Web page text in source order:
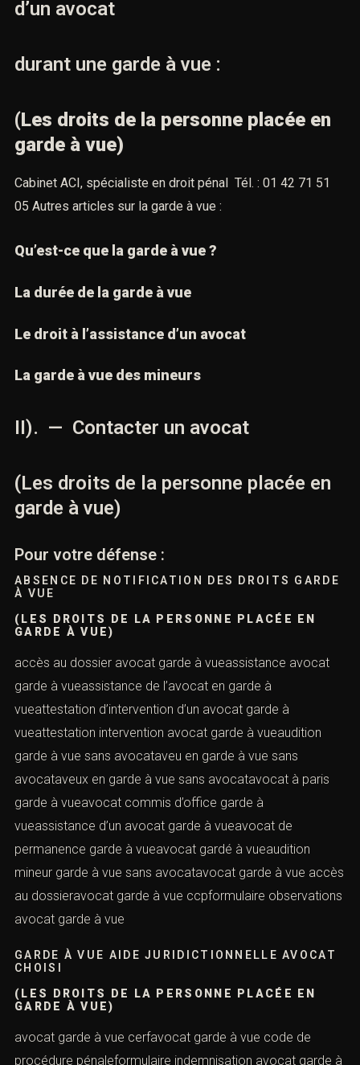
d’un avocat
durant une garde à vue :
(Les droits de la personne placée en
garde à vue)
Cabinet ACI, spécialiste en droit pénal
Tél. : 01 42 71 51
05 Autres articles sur la garde à vue :
Qu’est-ce que la garde à vue ?
La durée de la garde à vue
Le droit à l’assistance d’un avocat
La garde à vue des mineurs
II). — Contacter un avocat
(Les droits de la personne placée en
garde à vue)
Pour votre défense :
ABSENCE DE NOTIFICATION DES DROITS GARDE
À VUE
(LES DROITS DE LA PERSONNE PLACÉE EN
GARDE À VUE)
accès au dossier avocat garde à vueassistance avocat
garde à vueassistance de l’avocat en garde à
vueattestation d’intervention d’un avocat garde à
vueattestation intervention avocat garde à vueaudition
garde à vue sans avocataveu en garde à vue sans
avocataveux en garde à vue sans avocatavocat à paris
garde à vueavocat commis d’office garde à
vueassistance d’un avocat garde à vueavocat de
permanence garde à vueavocat gardé à vueaudition
mineur garde à vue sans avocatavocat garde à vue accès
au dossieravocat garde à vue ccpformulaire observations
avocat garde à vue
GARDE À VUE AIDE JURIDICTIONNELLE AVOCAT
CHOISI
(LES DROITS DE LA PERSONNE PLACÉE EN
GARDE À VUE)
avocat garde à vue cerfavocat garde à vue code de
procédure pénaleformulaire indemnisation avocat garde à